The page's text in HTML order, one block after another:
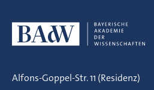
Alfons-Goppel-Str. 11 (Residenz)